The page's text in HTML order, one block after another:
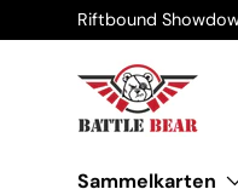
Direkt zum
Riftbound
Sammelkarten